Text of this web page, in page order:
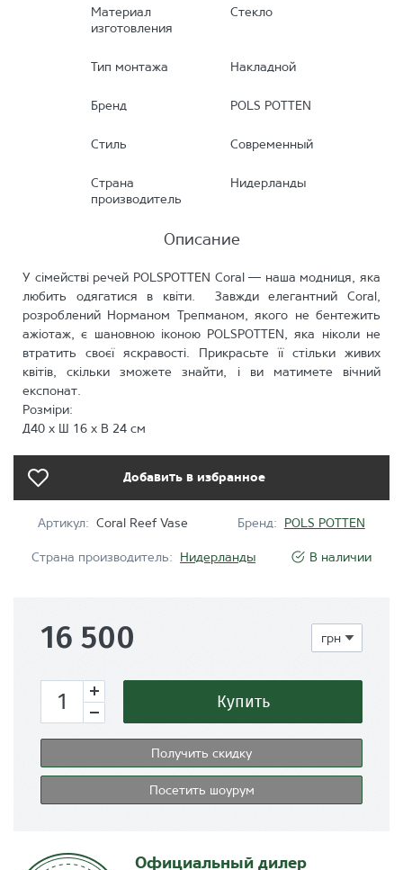
Материал
изготовления
Стекло
Тип монтажа Накладной
Бренд POLS POTTEN
Стиль Современный
Страна
производитель
Нидерланды
Описание
У сімействі речей POLSPOTTEN Coral — наша модниця, яка
любить одягатися в квіти. Завжди елегантний Coral,
розроблений Норманом Трепманом, якого не бентежить
ажіотаж, є шановною іконою POLSPOTTEN, яка ніколи не
втратить своєї яскравості. Прикрасьте її стільки живих
квітів, скільки зможете знайти, і ви матимете вічний
експонат.
Розміри:
Д40 х Ш 16 х В 24 см
Добавить в избранное
Артикул: Coral Reef Vase Бренд: POLS POTTEN
Страна производитель: Нидерланды В наличии
16 500
Купить
Получить скидку
Посетить шоурум
Официальный дилер